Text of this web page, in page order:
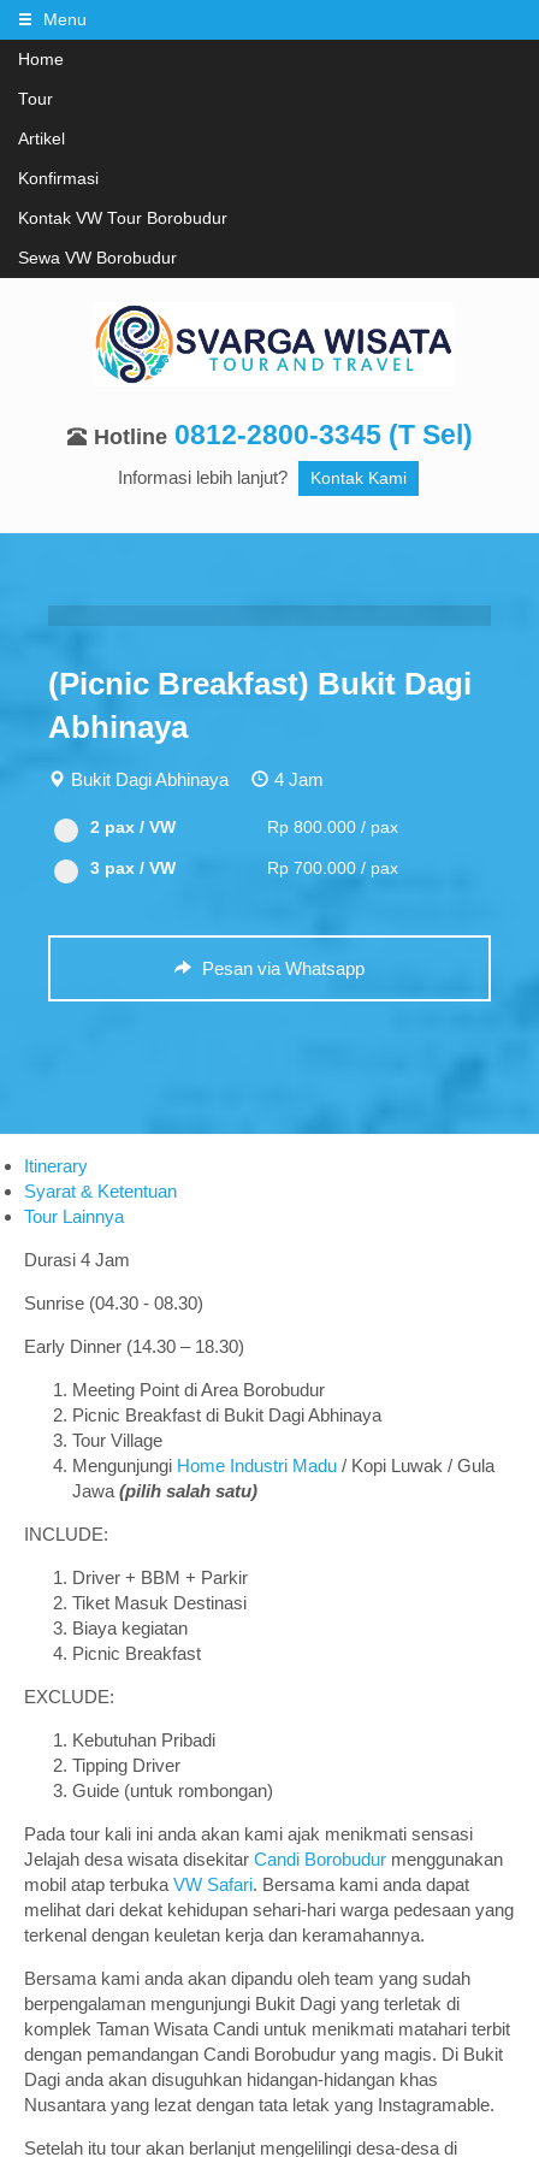
Menu
Home
Tour
Artikel
Konfirmasi
Kontak VW Tour Borobudur
Sewa VW Borobudur
Hotline 0812-2800-3345 (T Sel)
Informasi lebih lanjut? Kontak Kami
(Picnic Breakfast) Bukit Dagi
Abhinaya
Bukit Dagi Abhinaya 4 Jam
2 pax / VW Rp 800.000 / pax
3 pax / VW Rp 700.000 / pax
Pesan via Whatsapp
Itinerary
Syarat & Ketentuan
Tour Lainnya
Durasi 4 Jam
Sunrise (04.30 - 08.30)
Early Dinner (14.30 – 18.30)
Meeting Point di Area Borobudur
Picnic Breakfast di Bukit Dagi Abhinaya
Tour Village
Mengunjungi Home Industri Madu / Kopi Luwak / Gula
Jawa (pilih salah satu)
INCLUDE:
Driver + BBM + Parkir
Tiket Masuk Destinasi
Biaya kegiatan
Picnic Breakfast
EXCLUDE:
Kebutuhan Pribadi
Tipping Driver
Guide (untuk rombongan)
Pada tour kali ini anda akan kami ajak menikmati sensasi
Jelajah desa wisata disekitar Candi Borobudur menggunakan
mobil atap terbuka VW Safari. Bersama kami anda dapat
melihat dari dekat kehidupan sehari-hari warga pedesaan yang
terkenal dengan keuletan kerja dan keramahannya.
Bersama kami anda akan dipandu oleh team yang sudah
berpengalaman mengunjungi Bukit Dagi yang terletak di
komplek Taman Wisata Candi untuk menikmati matahari terbit
dengan pemandangan Candi Borobudur yang magis. Di Bukit
Dagi anda akan disuguhkan hidangan-hidangan khas
Nusantara yang lezat dengan tata letak yang Instagramable.
Setelah itu tour akan berlanjut mengelilingi desa-desa di